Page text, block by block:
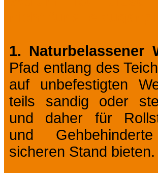
1. Naturbelassener
Pfad entlang des
auf unbefestigten
teils sandig oder
und daher für
und
sicheren Stand bieten.